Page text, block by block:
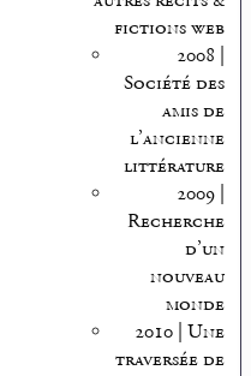
fictions web
2008 |
Société des
amis de
l’ancienne
littérature
2009 |
Recherche
d’un
nouveau
monde
2010 | Une
traversée de